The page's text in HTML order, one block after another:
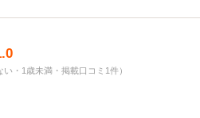
・1歳未満・掲載口コミ1件）